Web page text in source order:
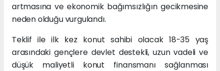
artmasına ve ekonomik bağımsızlığın gecikmesine
neden olduğu vurgulandı.
Teklif ile ilk kez konut sahibi olacak 18-35 yaş
arasındaki gençlere devlet destekli, uzun vadeli ve
düşük maliyetli konut finansmanı sağlanması